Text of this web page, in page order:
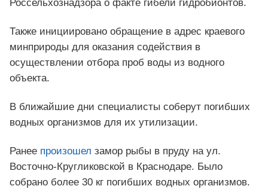
Россельхознадзора о факте гибели гидробионтов.
Также инициировано обращение в адрес краевого
минприроды для оказания содействия в
осуществлении отбора проб воды из водного
объекта.
В ближайшие дни специалисты соберут погибших
водных организмов для их утилизации.
Ранее произошел замор рыбы в пруду на ул.
Восточно-Кругликовской в Краснодаре. Было
собрано более 30 кг погибших водных организмов.